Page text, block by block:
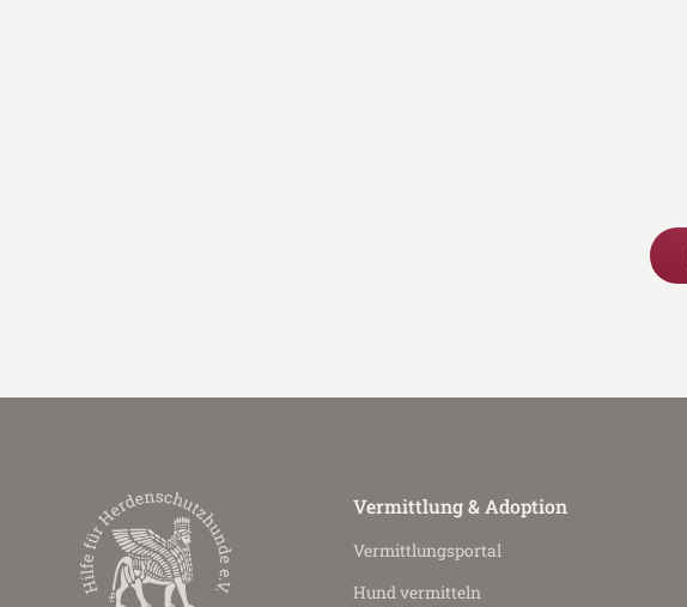
Vermittlung & Adoption
Vermittlungs­portal
Hund vermitteln